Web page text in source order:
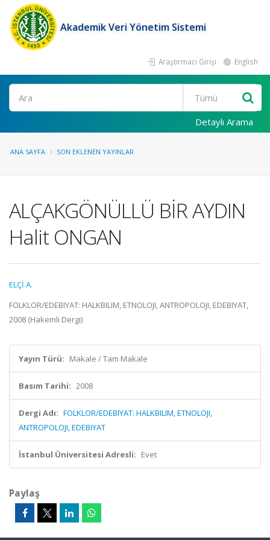
Akademik Veri Yönetim Sistemi
Araştırmacı Girişi English
Ara
Detaylı Arama
ANA SAYFA SON EKLENEN YAYINLAR
ALÇAKGÖNÜLLÜ BİR AYDIN
Halit ONGAN
ELÇİ A.
FOLKLOR/EDEBIYAT: HALKBILIM, ETNOLOJI, ANTROPOLOJI, EDEBIYAT,
2008 (Hakemli Dergi)
Yayın Türü: Makale / Tam Makale
Basım Tarihi: 2008
Dergi Adı: FOLKLOR/EDEBIYAT: HALKBILIM, ETNOLOJI,
ANTROPOLOJI, EDEBIYAT
İstanbul Üniversitesi Adresli: Evet
Paylaş